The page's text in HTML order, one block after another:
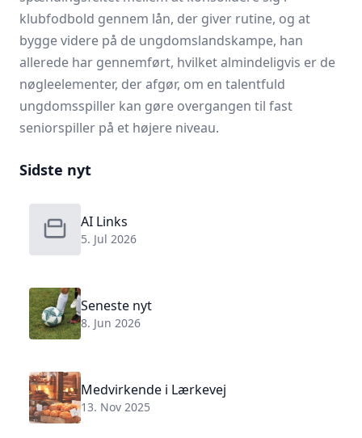
klubfodbold gennem lån, der giver rutine, og at
bygge videre på de ungdomslandskampe, han
allerede har gennemført, hvilket almindeligvis er de
nøgleelementer, der afgør, om en talentfuld
ungdomsspiller kan gøre overgangen til fast
seniorspiller på et højere niveau.
Sidste nyt
AI Links
5. Jul 2026
Seneste nyt
8. Jun 2026
Medvirkende i Lærkevej
13. Nov 2025